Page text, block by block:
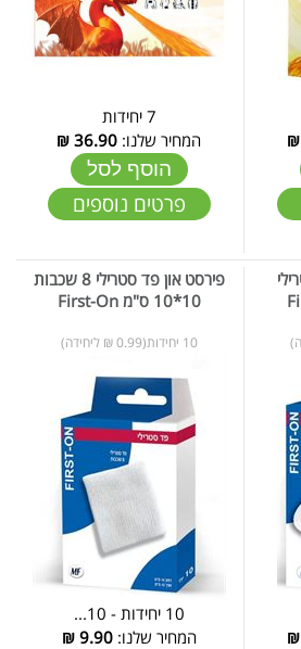
₪
7 יחידות
המחיר שלנו: 36.90
₪
הוסף לסל
פרטים נוספים
₪
פירסט און פד סטרילי 8 שכבות
10*10 ס"מ First-On
10 יחידות(0.99 ₪ ליחידה)
10 יחידות - 10...
המחיר שלנו:9.90
₪